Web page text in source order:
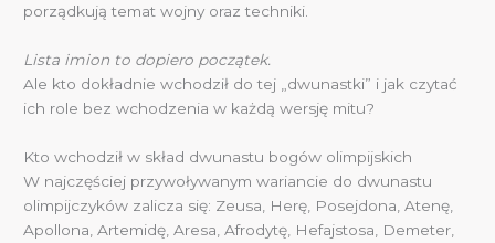
porządkują temat wojny oraz techniki.
Lista imion to dopiero początek.
Ale kto dokładnie wchodził do tej „dwunastki” i jak czytać
ich role bez wchodzenia w każdą wersję mitu?
Kto wchodził w skład dwunastu bogów olimpijskich
W najczęściej przywoływanym wariancie do dwunastu
olimpijczyków zalicza się: Zeusa, Herę, Posejdona, Atenę,
Apollona, Artemidę, Aresa, Afrodytę, Hefajstosa, Demeter,